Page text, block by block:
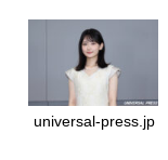
universal-press.jp